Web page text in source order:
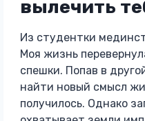
вылечить
Из студентки
Моя жизнь
спешки. Попав в
найти новый смысл
получилось. Однако